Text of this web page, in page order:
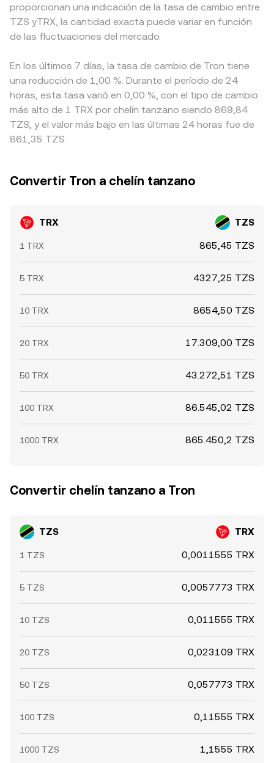
proporcionan una indicación de la tasa de cambio entre
TZS yTRX, la cantidad exacta puede variar en función
de las fluctuaciones del mercado.
En los últimos 7 días, la tasa de cambio de Tron tiene
una reducción de 1,00 %. Durante el período de 24
horas, esta tasa varió en 0,00 %, con el tipo de cambio
más alto de 1 TRX por chelín tanzano siendo 869,84
TZS, y el valor más bajo en las últimas 24 horas fue de
861,35 TZS.
Convertir Tron a chelín tanzano
TRX TZS
1 TRX 865,45 TZS
5 TRX 4327,25 TZS
10 TRX 8654,50 TZS
20 TRX 17.309,00 TZS
50 TRX 43.272,51 TZS
100 TRX 86.545,02 TZS
1000 TRX 865.450,2 TZS
Convertir chelín tanzano a Tron
TZS TRX
1 TZS 0,0011555 TRX
5 TZS 0,0057773 TRX
10 TZS 0,011555 TRX
20 TZS 0,023109 TRX
50 TZS 0,057773 TRX
100 TZS 0,11555 TRX
1000 TZS 1,1555 TRX